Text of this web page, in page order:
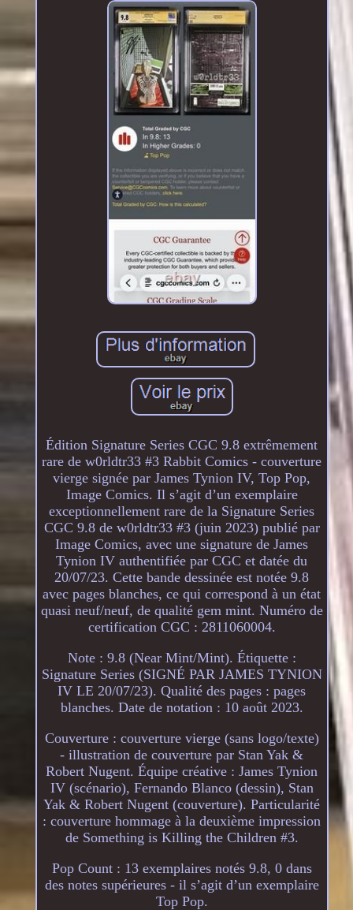
Édition Signature Series CGC 9.8 extrêmement
rare de w0rldtr33 #3 Rabbit Comics - couverture
vierge signée par James Tynion IV, Top Pop,
Image Comics. Il s’agit d’un exemplaire
exceptionnellement rare de la Signature Series
CGC 9.8 de w0rldtr33 #3 (juin 2023) publié par
Image Comics, avec une signature de James
Tynion IV authentifiée par CGC et datée du
20/07/23. Cette bande dessinée est notée 9.8
avec pages blanches, ce qui correspond à un état
quasi neuf/neuf, de qualité gem mint. Numéro de
certification CGC : 2811060004.
Note : 9.8 (Near Mint/Mint). Étiquette :
Signature Series (SIGNÉ PAR JAMES TYNION
IV LE 20/07/23). Qualité des pages : pages
blanches. Date de notation : 10 août 2023.
Couverture : couverture vierge (sans logo/texte)
- illustration de couverture par Stan Yak &
Robert Nugent. Équipe créative : James Tynion
IV (scénario), Fernando Blanco (dessin), Stan
Yak & Robert Nugent (couverture). Particularité
: couverture hommage à la deuxième impression
de Something is Killing the Children #3.
Pop Count : 13 exemplaires notés 9.8, 0 dans
des notes supérieures - il s’agit d’un exemplaire
Top Pop.